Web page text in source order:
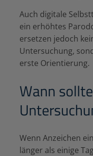
Auch digitale
ein erhöhtes
ersetzen jedoch
Untersuchung,
erste Orientierung.
Wann
Wenn Anzeichen
länger als einige